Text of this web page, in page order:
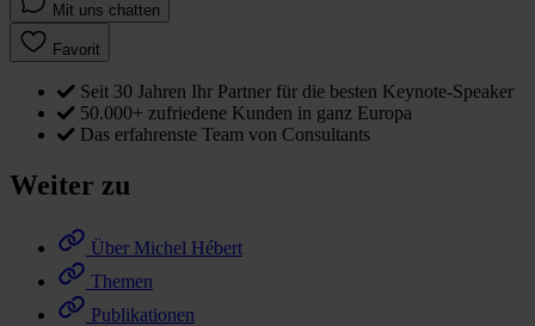
Mit uns chatten
Favorit
Seit 30 Jahren Ihr Partner für die besten Keynote-Speaker
50.000+ zufriedene Kunden in ganz Europa
Das erfahrenste Team von Consultants
Weiter zu
Über Michel Hébert
Themen
Publikationen